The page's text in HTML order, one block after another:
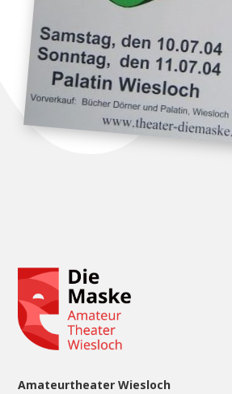
Amateurtheater Wiesloch